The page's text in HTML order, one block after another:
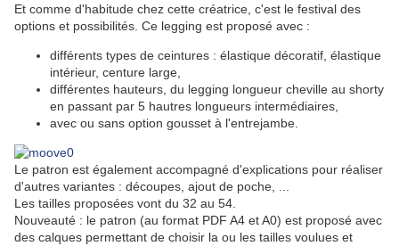
Et comme d'habitude chez cette créatrice, c'est le festival des
options et possibilités. Ce legging est proposé avec :
différents types de ceintures : élastique décoratif, élastique
intérieur, centure large,
différentes hauteurs, du legging longueur cheville au shorty
en passant par 5 hautres longueurs intermédiaires,
avec ou sans option gousset à l'entrejambe.
Le patron est également accompagné d'explications pour réaliser
d'autres variantes : découpes, ajout de poche, ...
Les tailles proposées vont du 32 au 54.
Nouveauté : le patron (au format PDF A4 et A0) est proposé avec
des calques permettant de choisir la ou les tailles voulues et